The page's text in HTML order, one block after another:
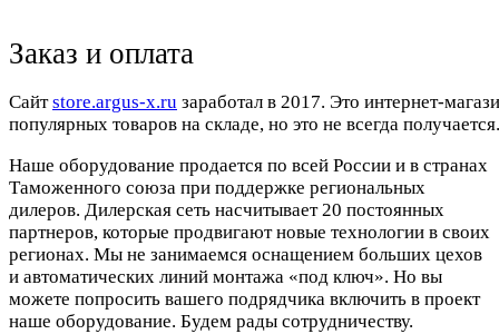
Заказ и оплата
Cайтstore.argus-x.ru заработал в 2017. Это интернет-
популярных товаров на складе, но это не всегда
Наше оборудование продается по всей России и в странах
Таможенного союза при поддержке региональных
дилеров. Дилерская сеть насчитывает 20 постоянных
партнеров, которые продвигают новые технологии в своих
регионах. Мы не занимаемся оснащением больших цехов
и автоматических линий монтажа «под ключ». Но вы
можете попросить вашего подрядчика включить в проект
наше оборудование. Будем рады сотрудничеству.